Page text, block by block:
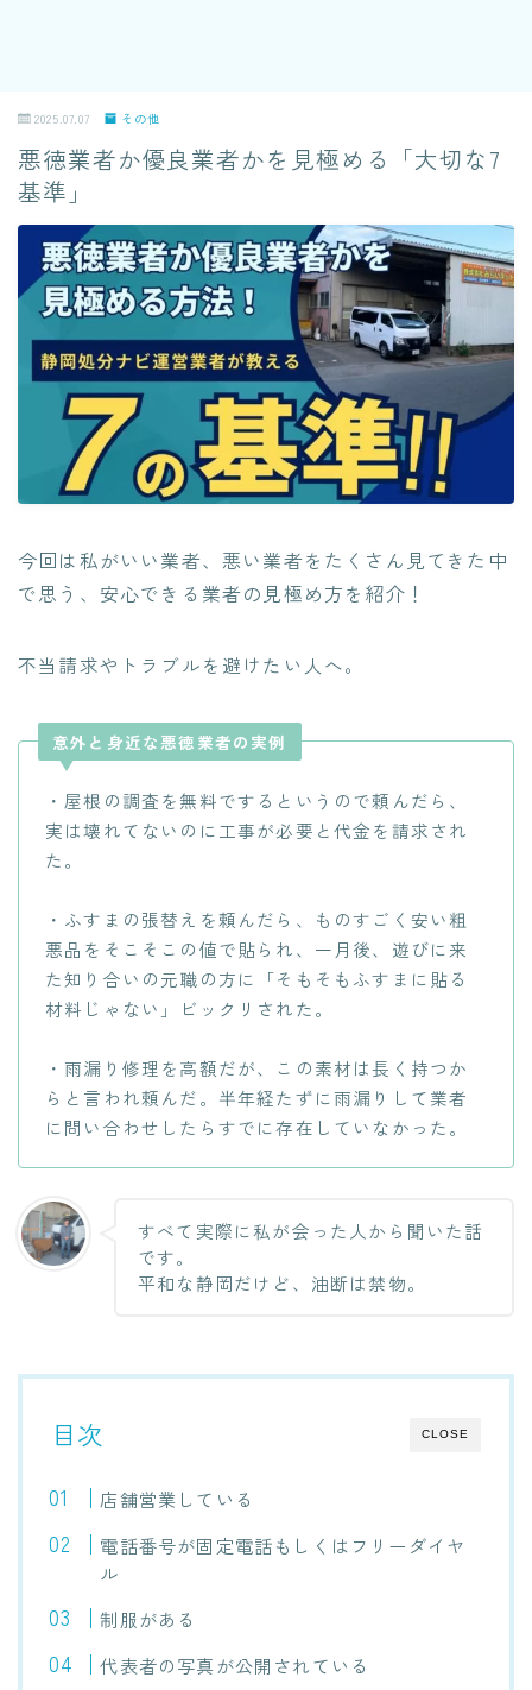
2025.07.07 その他
悪徳業者か優良業者かを見極める「大切な7
基準」
今回は私がいい業者、悪い業者をたくさん見てきた中
で思う、安心できる業者の見極め方を紹介！
不当請求やトラブルを避けたい人へ。
意外と身近な悪徳業者の実例
・屋根の調査を無料でするというので頼んだら、
実は壊れてないのに工事が必要と代金を請求され
た。
・ふすまの張替えを頼んだら、ものすごく安い粗
悪品をそこそこの値で貼られ、一月後、遊びに来
た知り合いの元職の方に「そもそもふすまに貼る
材料じゃない」ビックリされた。
・雨漏り修理を高額だが、この素材は長く持つか
らと言われ頼んだ。半年経たずに雨漏りして業者
に問い合わせしたらすでに存在していなかった。
すべて実際に私が会った人から聞いた話
です。
平和な静岡だけど、油断は禁物。
CLOSE
目次
店舗営業している
電話番号が固定電話もしくはフリーダイヤ
ル
制服がある
代表者の写真が公開されている